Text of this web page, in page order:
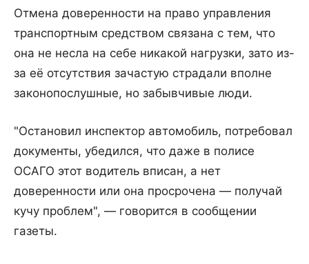
Отмена доверенности на право управления
транспортным средством связана с тем, что
она не несла на себе никакой нагрузки, зато из-
за её отсутствия зачастую страдали вполне
законопослушные, но забывчивые люди.
"Остановил инспектор автомобиль, потребовал
документы, убедился, что даже в полисе
ОСАГО этот водитель вписан, а нет
доверенности или она просрочена — получай
кучу проблем", — говорится в сообщении
газеты.